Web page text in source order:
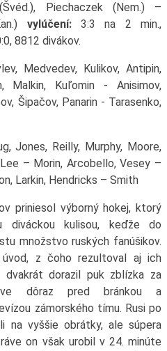
Piechaczek (Nem.) –
vylúčení:3:3 na 2 min.,
8812 divákov.
Medvedev, Kulikov, Antipin,
Malkin, Kuľomin - Anisimov,
Šipačov, Panarin - Tarasenko,
Jones, Reilly, Murphy, Moore,
– Morin, Arcobello, Vesey –
Larkin, Hendricks – Smith
priniesol výborný hokej, ktorý
diváckou kulisou, keďže do
množstvo ruských fanúšikov.
úvod, z čoho rezultoval aj ich
dorazil puk zblízka za
dôraz pred bránkou a
zámorského tímu. Rusi po
na vyššie obrátky, ale súpera
on však urobil v 24. minúte